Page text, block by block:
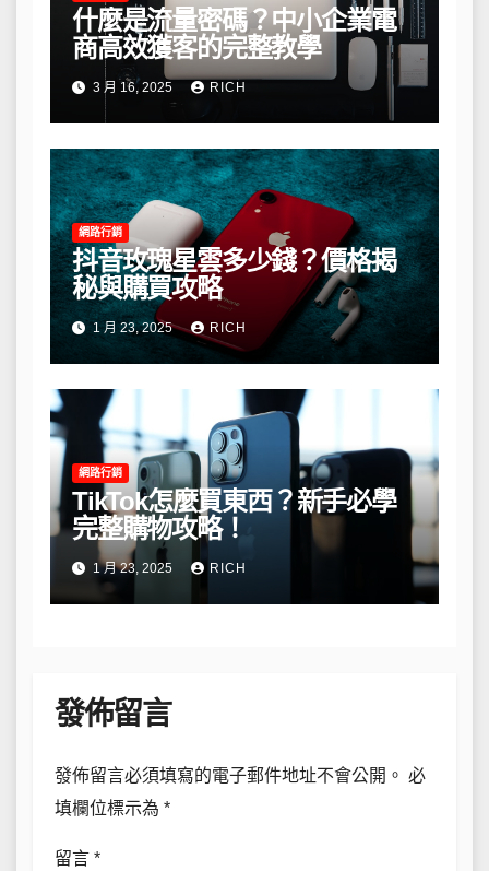
什麼是流量密碼？中小企業電
商高效獲客的完整教學
3 月 16, 2025 RICH
網路行銷
抖音玫瑰星雲多少錢？價格揭
秘與購買攻略
1 月 23, 2025 RICH
網路行銷
TikTok怎麼買東西？新手必學
完整購物攻略！
1 月 23, 2025 RICH
發佈留言
發佈留言必須填寫的電子郵件地址不會公開。 必
填欄位標示為 *
留言 *